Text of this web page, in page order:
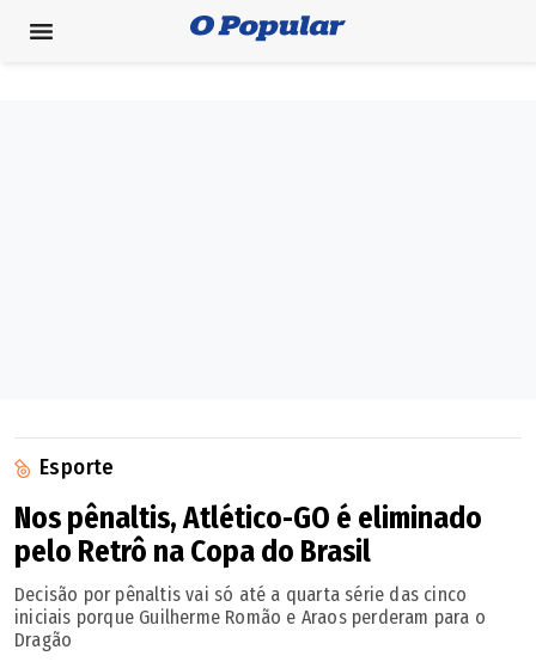
Esporte
Nos pênaltis, Atlético-GO é eliminado
pelo Retrô na Copa do Brasil
Decisão por pênaltis vai só até a quarta série das cinco
iniciais porque Guilherme Romão e Araos perderam para o
Dragão